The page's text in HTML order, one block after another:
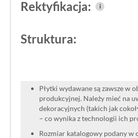
Rektyfikacja: i
Struktura:
Płytki wydawane są zawsze w
produkcyjnej. Należy mieć na
dekoracyjnych (takich jak
– co wynika z technologii ich
Rozmiar katalogowy podany w